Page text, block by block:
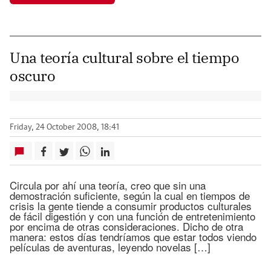
Una teoría cultural sobre el tiempo
oscuro
Friday, 24 October 2008, 18:41
Circula por ahí una teoría, creo que sin una
demostración suficiente, según la cual en tiempos de
crisis la gente tiende a consumir productos culturales
de fácil digestión y con una función de entretenimiento
por encima de otras consideraciones. Dicho de otra
manera: estos días tendríamos que estar todos viendo
películas de aventuras, leyendo novelas […]